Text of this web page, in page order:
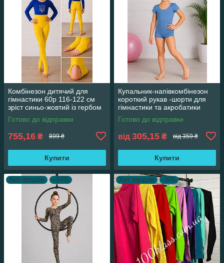
Комбінезон дитячий для
гімнастики 60р 116-122 см
зріст синьо-жовтий із гербом
зі страз
Готово до відправки
755,16 ₴ 899 ₴
Купити
Купальник-напівкомбінезон
короткий рукав -шорти для
гімнастики та акробатики
Готово до відправки
від 305,15 ₴ від 359 ₴
Купити
Хит продаж –14% Хит продаж –5%